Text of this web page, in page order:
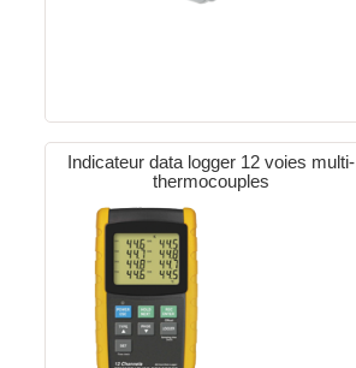
Indicateur data logger 12 voies multi-
thermocouples